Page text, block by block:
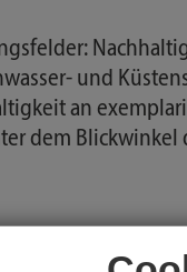
und
an
dem
und